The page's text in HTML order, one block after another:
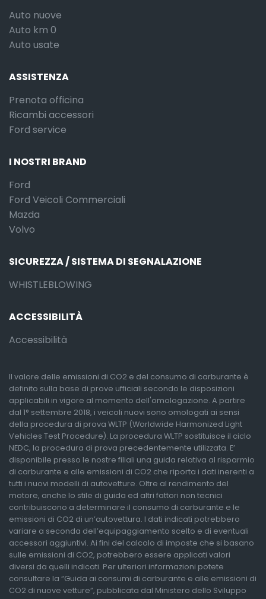
Auto nuove
Auto km 0
Auto usate
ASSISTENZA
Prenota officina
Ricambi accessori
Ford service
I NOSTRI BRAND
Ford
Ford Veicoli Commerciali
Mazda
Volvo
SICUREZZA / SISTEMA DI SEGNALAZIONE
WHISTLEBLOWING
ACCESSIBILITÀ
Accessibilità
Il valore delle emissioni di CO2 e del consumo di carburante è
definito sulla base di prove ufficiali secondo le disposizioni
applicabili in vigore al momento dell'omologazione. A partire
dal 1° settembre 2018, i veicoli nuovi sono omologati ai sensi
della procedura di prova WLTP (Worldwide Harmonized Light
Vehicles Test Procedure). La procedura WLTP sostituisce il ciclo
NEDC, la procedura di prova precedentemente utilizzata. E’
disponibile presso le nostre filiali una guida relativa al risparmio
di carburante e alle emissioni di CO2 che riporta i dati inerenti a
tutti i nuovi modelli di autovetture. Oltre al rendimento del
motore, anche lo stile di guida ed altri fattori non tecnici
contribuiscono a determinare il consumo di carburante e le
emissioni di CO2 di un’autovettura. I dati indicati potrebbero
variare a seconda dell’equipaggiamento scelto e di eventuali
accessori aggiuntivi. Ai fini del calcolo di imposte che si basano
sulle emissioni di CO2, potrebbero essere applicati valori
diversi da quelli indicati. Per ulteriori informazioni potete
consultare la “Guida ai consumi di carburante e alle emissioni di
CO2 di nuove vetture”, pubblicata dal Ministero dello Sviluppo